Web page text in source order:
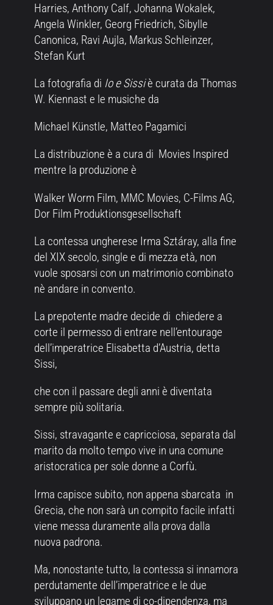
Harries, Anthony Calf, Johanna Wokalek,
Angela Winkler, Georg Friedrich, Sibylle
Canonica, Ravi Aujla, Markus Schleinzer,
Stefan Kurt
La fotografia di Io e Sissiè curata da Thomas
W. Kiennast e le musiche da
Michael Künstle, Matteo Pagamici
La distribuzione è a cura di Movies Inspired
mentre la produzione è
Walker Worm Film, MMC Movies, C-Films AG,
Dor Film Produktionsgesellschaft
La contessa ungherese Irma Sztáray, alla fine
del XIX secolo, single e di mezza età, non
vuole sposarsi con un matrimonio combinato
nè andare in convento.
La prepotente madre decide di chiedere a
corte il permesso di entrare nell’entourage
dell’imperatrice Elisabetta d’Austria, detta
Sissi,
che con il passare degli anni è diventata
sempre più solitaria.
Sissi, stravagante e capricciosa, separata dal
marito da molto tempo vive in una comune
aristocratica per sole donne a Corfù.
Irma capisce subito, non appena sbarcata in
Grecia, che non sarà un compito facile infatti
viene messa duramente alla prova dalla
nuova padrona.
Ma, nonostante tutto, la contessa si innamora
perdutamente dell’imperatrice e le due
sviluppano un legame di co-dipendenza, ma